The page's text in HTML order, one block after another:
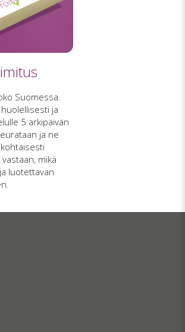
Suomessa.
huolellisesti ja
5 arkipäivän
ja ne
mikä
luotettavan